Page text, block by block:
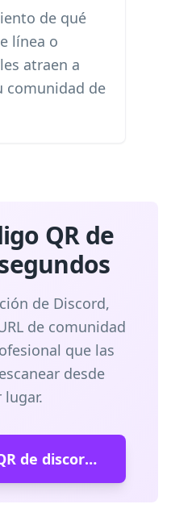
de qué
línea o
atraen a
comunidad de
QR de
de Discord,
de comunidad
que las
desde
lugar.
Generar código QR de discordia